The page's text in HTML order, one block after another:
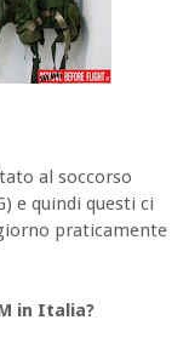
al soccorso
e quindi questi ci
praticamente
in Italia?